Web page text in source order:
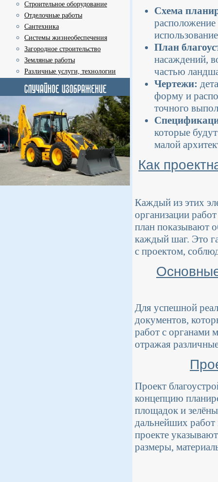
Строительное оборудование
Отделочные работы
Сантехника
Системы жизнеобеспечения
Загородное строительство
Земляные работы
Различные услуги, технологии
Схема
расположение
План
насаждений,
частью
Чертежи:
форму и
точного
которые
малой
Как
Каждый из этих
организации
план показывают
каждый шаг. Это
с проектом,
Для успешной
документов,
работ с органами
отражая
Проект
концепцию
площадок и
дальнейших работ
проекте
размеры,